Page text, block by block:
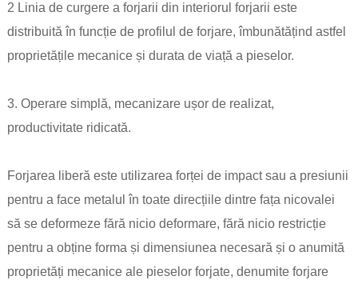
2 Linia de curgere a forjarii din interiorul forjarii este
distribuită în funcție de profilul de forjare, îmbunătățind astfel
proprietățile mecanice și durata de viață a pieselor.
3. Operare simplă, mecanizare ușor de realizat,
productivitate ridicată.
Forjarea liberă este utilizarea forței de impact sau a presiunii
pentru a face metalul în toate direcțiile dintre fața nicovalei
să se deformeze fără nicio deformare, fără nicio restricție
pentru a obține forma și dimensiunea necesară și o anumită
proprietăți mecanice ale pieselor forjate, denumite forjare